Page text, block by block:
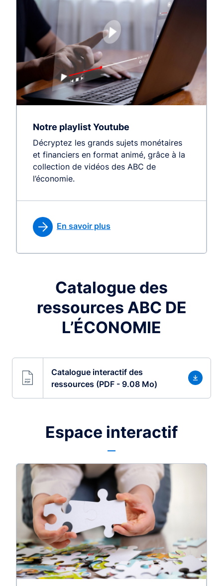
Notre playlist Youtube
Décryptez les grands sujets monétaires
et financiers en format animé, grâce à la
collection de vidéos des ABC de
l’économie.
En savoir plus
Catalogue des
ressources ABC DE
L’ÉCONOMIE
Catalogue interactif des
ressources (PDF - 9.08 Mo)
Espace interactif